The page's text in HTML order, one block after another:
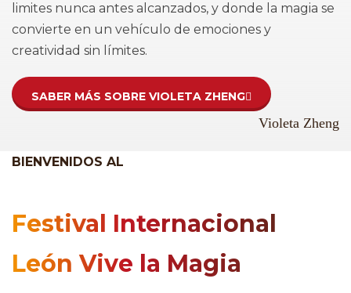
limites nunca antes alcanzados, y donde la magia se
convierte en un vehículo de emociones y
creatividad sin límites.
SABER MÁS SOBRE VIOLETA ZHENG
Violeta Zheng
BIENVENIDOS AL
Festival Internacional
León Vive la Magia